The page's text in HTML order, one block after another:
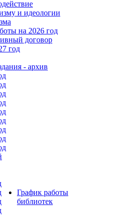
и идеологии
на 2026 год
договор
год
- архив
График работы
библиотек